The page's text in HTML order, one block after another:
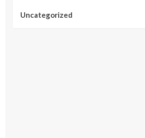
Uncategorized